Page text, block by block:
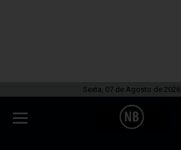
Sexta, 07 de Agosto de 2026